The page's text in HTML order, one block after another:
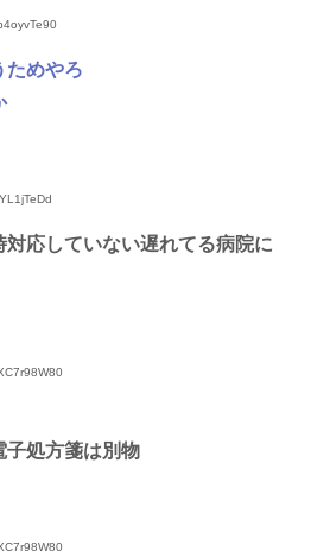
ためやろ
応していない遅れてる病院に
子処方箋は別物